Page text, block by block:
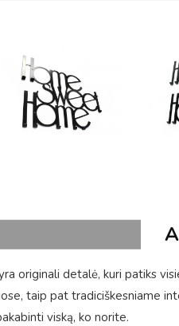
originali detalė, kuri patiks
taip pat tradiciškesniame
viską, ko norite.